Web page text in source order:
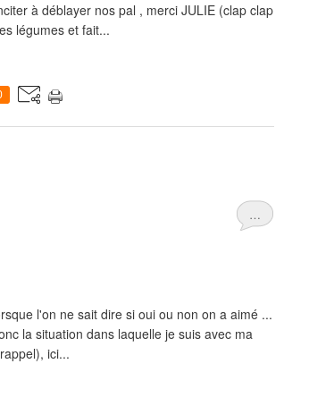
à déblayer nos pal , merci JULIE (clap clap
légumes et fait...
…
l'on ne sait dire si oui ou non on a aimé ...
la situation dans laquelle je suis avec ma
ici...